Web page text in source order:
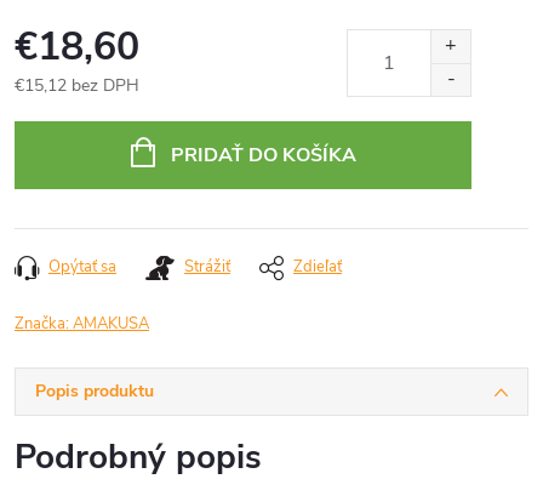
€18,60
€15,12 bez DPH
PRIDAŤ DO KOŠÍKA
Opýtať sa Strážiť Zdieľať
Značka:AMAKUSA
Popis produktu
Podrobný popis